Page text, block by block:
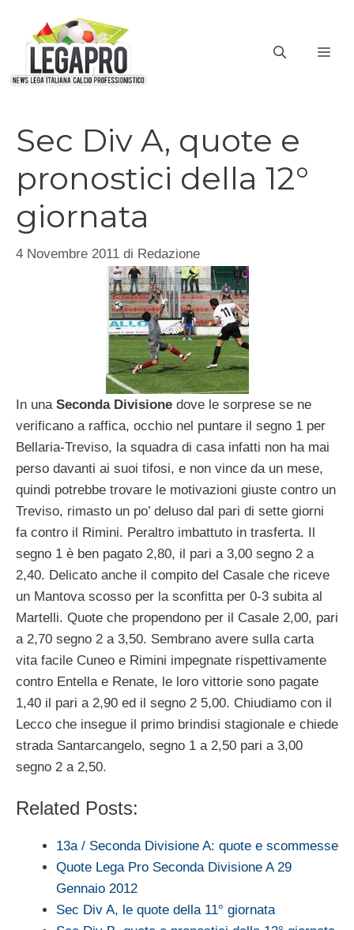
contenuto
Sec Div A, quote e
pronostici della 12°
giornata
4 Novembre 2011 di Redazione
In una Seconda Divisione dove le sorprese se ne
verificano a raffica, occhio nel puntare il segno 1 per
Bellaria-Treviso, la squadra di casa infatti non ha mai
perso davanti ai suoi tifosi, e non vince da un mese,
quindi potrebbe trovare le motivazioni giuste contro un
Treviso, rimasto un po’ deluso dal pari di sette giorni
fa contro il Rimini. Peraltro imbattuto in trasferta. Il
segno 1 è ben pagato 2,80, il pari a 3,00 segno 2 a
2,40. Delicato anche il compito del Casale che riceve
un Mantova scosso per la sconfitta per 0-3 subita al
Martelli. Quote che propendono per il Casale 2,00, pari
a 2,70 segno 2 a 3,50. Sembrano avere sulla carta
vita facile Cuneo e Rimini impegnate rispettivamente
contro Entella e Renate, le loro vittorie sono pagate
1,40 il pari a 2,90 ed il segno 2 5,00. Chiudiamo con il
Lecco che insegue il primo brindisi stagionale e chiede
strada Santarcangelo, segno 1 a 2,50 pari a 3,00
segno 2 a 2,50.
Related Posts:
13a / Seconda Divisione A: quote e scommesse
Quote Lega Pro Seconda Divisione A 29
Gennaio 2012
Sec Div A, le quote della 11° giornata